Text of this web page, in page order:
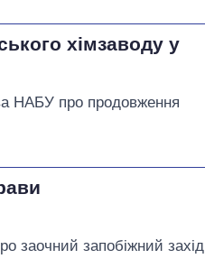
хімзаводу у
НАБУ про продовження
заочний запобіжний захід